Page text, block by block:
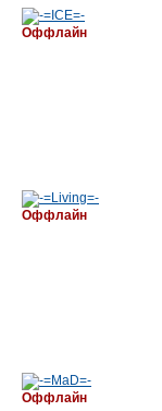
Оффлайн
Оффлайн
Оффлайн